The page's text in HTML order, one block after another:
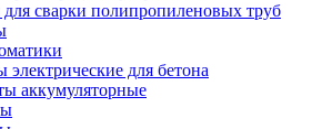
сварки полипропиленовых труб
электрические для бетона
аккумуляторные